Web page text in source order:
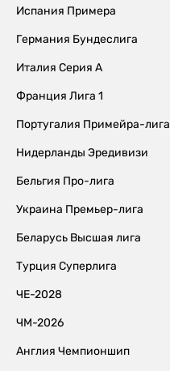
Испания Примера
Германия Бундеслига
Италия Серия А
Франция Лига 1
Португалия Примейра-лига
Нидерланды Эредивизи
Бельгия Про-лига
Украина Премьер-лига
Беларусь Высшая лига
Турция Суперлига
ЧЕ-2028
ЧМ-2026
Англия Чемпионшип